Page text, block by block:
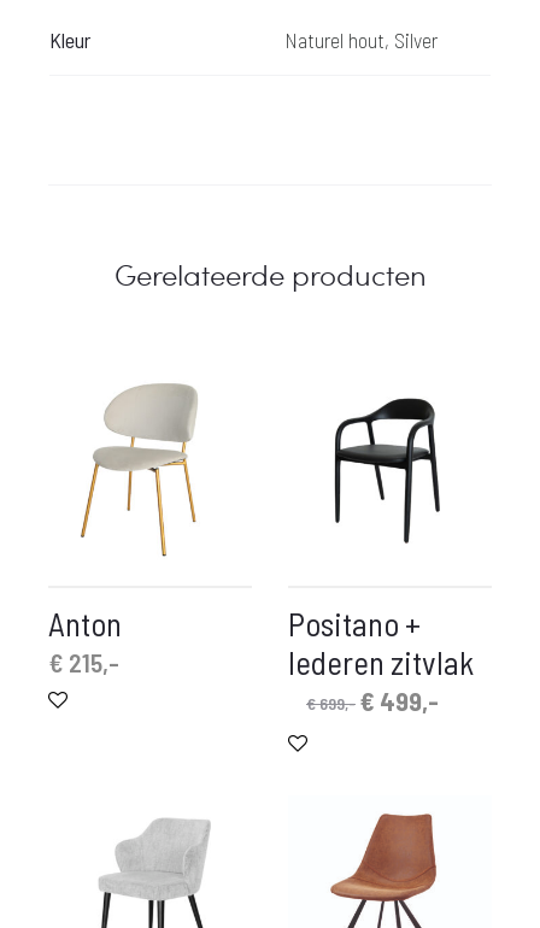
Kleur Naturel hout, Silver
Gerelateerde producten
Anton
€ 215,-
Positano +
lederen zitvlak
€699,- Oorspronkelijke
€ 699,-.
€ 499,-